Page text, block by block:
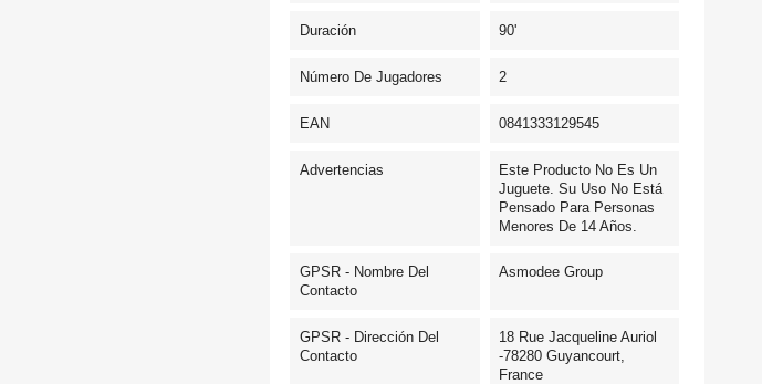
Duración 90'
Número De Jugadores 2
EAN 0841333129545
Advertencias
Este Producto No Es Un
Juguete. Su Uso No Está
Pensado Para Personas
Menores De 14 Años.
GPSR - Nombre Del
Contacto
Asmodee Group
GPSR - Dirección Del
Contacto
18 Rue Jacqueline Auriol
-78280 Guyancourt,
France